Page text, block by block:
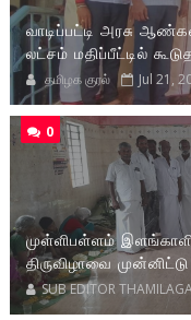
வாடிப்பட்டி அரசு
லட்சம் மதிப்பீட்டில்
தமிழக குரல் Jul 21,
0
முள்ளிபள்ளம்
திருவிழாவை
SUB EDITOR